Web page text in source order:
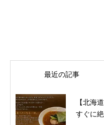
最近の記事
【北海
すぐに